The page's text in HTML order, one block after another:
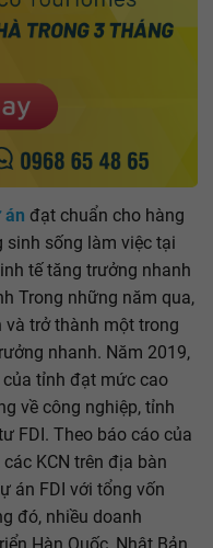
án đạt chuẩn cho hàng
sinh sống làm việc tại
tế tăng trưởng nhanh
Trong những năm qua,
trở thành một trong
nhanh. Năm 2019,
tỉnh đạt mức cao
về công nghiệp, tỉnh
FDI. Theo báo cáo của
KCN trên địa bàn
án FDI với tổng vốn
đó, nhiều doanh